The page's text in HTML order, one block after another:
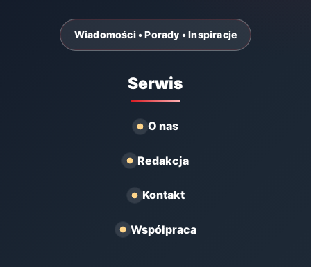
Wiadomości • Porady • Inspiracje
Serwis
O nas
Redakcja
Kontakt
Współpraca